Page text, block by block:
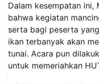
Dalam kesempatan ini,
bahwa kegiatan
serta bagi peserta
ikan terbanyak akan
tunai. Acara pun
untuk memeriahkan